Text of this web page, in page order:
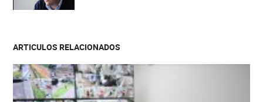
ARTICULOS RELACIONADOS